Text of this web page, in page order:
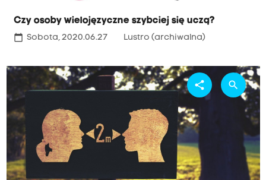
Czy osoby wielojęzyczne szybciej się uczą?
calendar_today Sobota, 2020.06.27 Lustro (archiwalna)
share search